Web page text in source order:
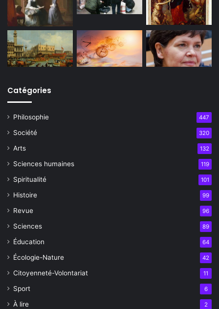
Catégories
Philosophie 447
Société 320
Arts 132
Sciences humaines 119
Spiritualité 101
Histoire 99
Revue 96
Sciences 89
Éducation 64
Écologie-Nature 42
Citoyenneté-Volontariat 11
Sport 6
À lire 2